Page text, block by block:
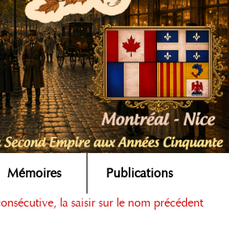
Mémoires Publications
la saisir sur le nom précédent